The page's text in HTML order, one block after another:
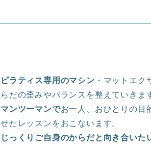
ピラティス専用のマシン ・マットエク
らだの歪みやバランスを整えていきま
マンツーマンでお一人、おひとりの目
せたレッスンをおこないます。
じっくりご自身のからだと向き合いた